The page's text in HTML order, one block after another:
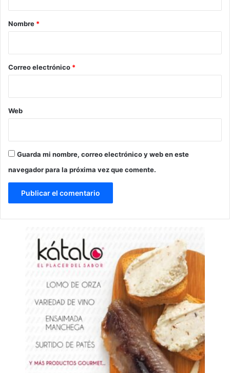
r
*
Nombre *
Correo electrónico *
Web
Guarda mi nombre, correo electrónico y web en este
navegador para la próxima vez que comente.